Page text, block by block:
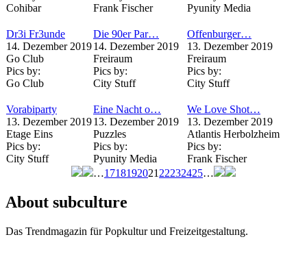
Cohibar
Frank Fischer
Pyunity Media
Dr3i Fr3unde
14. Dezember 2019
Go Club
Pics by:
Go Club
Die 90er Par…
14. Dezember 2019
Freiraum
Pics by:
City Stuff
Offenburger…
13. Dezember 2019
Freiraum
Pics by:
City Stuff
Vorabiparty
13. Dezember 2019
Etage Eins
Pics by:
City Stuff
Eine Nacht o…
13. Dezember 2019
Puzzles
Pics by:
Pyunity Media
We Love Shot…
13. Dezember 2019
Atlantis Herbolzheim
Pics by:
Frank Fischer
…1718192021 22232425…
About subculture
Das Trendmagazin für Popkultur und Freizeitgestaltung.